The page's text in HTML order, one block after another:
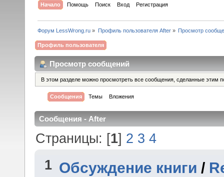
Начало Помощь Поиск Вход Регистрация
Форум LessWrong.ru » Профиль пользователя After» Просмотр
Профиль пользователя
Просмотр сообщений
В этом разделе можно просмотреть все сообщения, сделанные этим
Сообщения Темы Вложения
Сообщения - After
Страницы: [1] 2 3 4
1 Обсуждение книги /